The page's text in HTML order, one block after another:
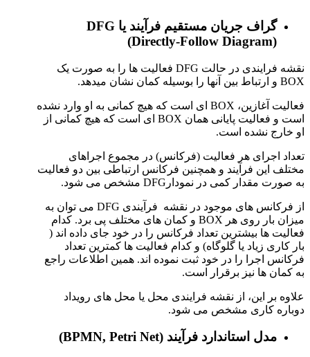
گراف جریان مستقیم فرآیند یا DFG
(Directly-Follow Diagram)
نقشه فرایندی در حالت DFG فعالیت ها را به صورت یک
BOX و ارتباط بین آنها را بوسیله کمان نشان میدهد.
فعالیت آغازین، BOX ای است که هیچ کمانی به او وارد نشده
است و فعالیت پایانی همان BOX ای است که هیچ کمانی از
او خارج نشده است.
تعداد اجرای هر فعالیت (فرکانس) در مجموع اجراهای
مختلف این فرآیند و همچنین فرکانس ارتباطی بین دو فعالیت
به صورت مقدار کمی در نمودارDFG مشخص می شود.
از فرکانس های موجود در نقشه فرآیندی DFG می توان به
میزان بار روی هر BOX و کمان های مختلف پی برد. کدام
فعالیت ها بیشترین تعداد فرکانس را در خود جای داده اند (
بار کاری زیاد یا گلوگاه) و کدام فعالیت ها کمترین تعداد
فرکانس اجرا را در خود ثبت نموده اند. همین اطلاعات راجع
به کمان ها نیز برقرار است.
علاوه بر این، از نقشه فرایندی محل یا محل های رویداد
دوباره کاری مشخص می شود.
مدل استاندارد فرآیند (BPMN, Petri Net)